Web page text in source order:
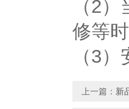
（2
修等
（3
上一篇： 新